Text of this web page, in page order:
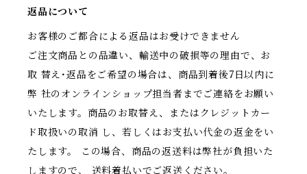
返品について
お客様のご都合による返品はお受けできません
ご注文商品との品違い、輸送中の破損等の理由で、お
取 替え･返品をご希望の場合は、商品到着後7日以内に
弊 社のオンラインショップ担当者までご連絡をお願い
いたします。商品のお取替え、またはクレジットカー
ド取扱いの取消 し、若しくはお支払い代金の返金をい
たします。 この場合、商品の返送料は弊社が負担いた
しますので、 送料着払いでご返送ください。